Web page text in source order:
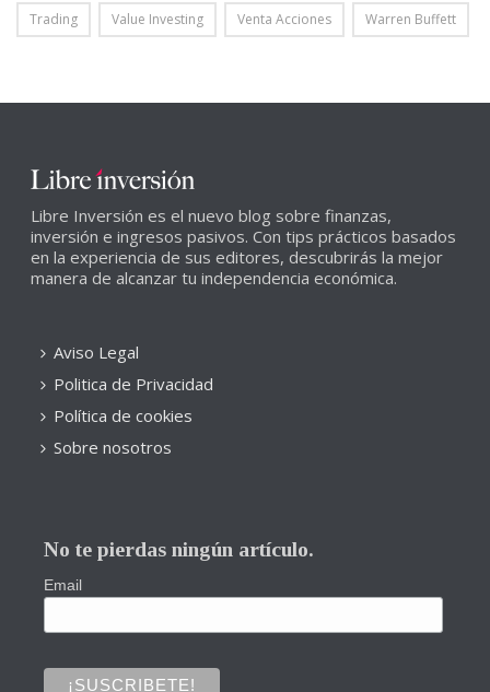
Trading Value Investing Venta Acciones Warren Buffett
Libre Inversión es el nuevo blog sobre finanzas,
inversión e ingresos pasivos. Con tips prácticos basados
en la experiencia de sus editores, descubrirás la mejor
manera de alcanzar tu independencia económica.
Aviso Legal
Politica de Privacidad
Política de cookies
Sobre nosotros
No te pierdas ningún artículo.
Email